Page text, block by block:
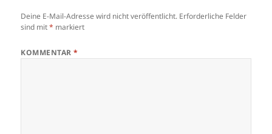
Deine E-Mail-Adresse wird nicht veröffentlicht. Erforderliche Felder
sind mit* markiert
KOMMENTAR*